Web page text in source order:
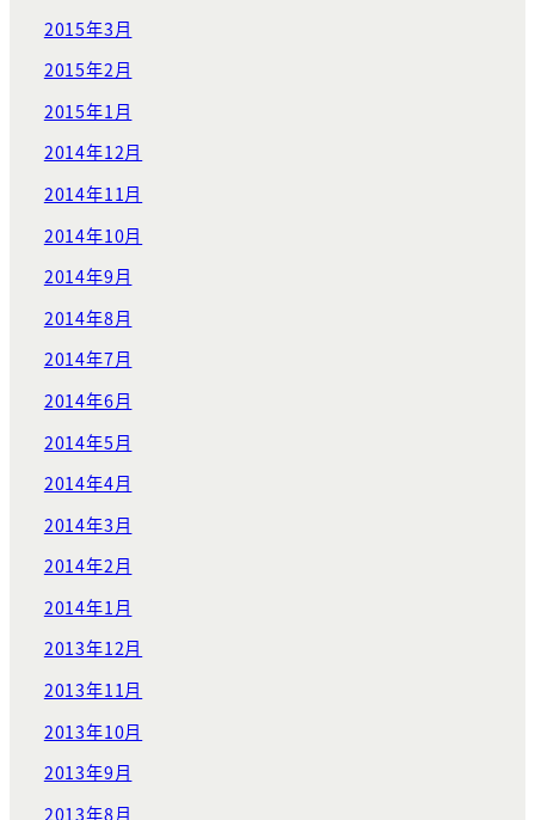
2015年3月
2015年2月
2015年1月
2014年12月
2014年11月
2014年10月
2014年9月
2014年8月
2014年7月
2014年6月
2014年5月
2014年4月
2014年3月
2014年2月
2014年1月
2013年12月
2013年11月
2013年10月
2013年9月
2013年8月